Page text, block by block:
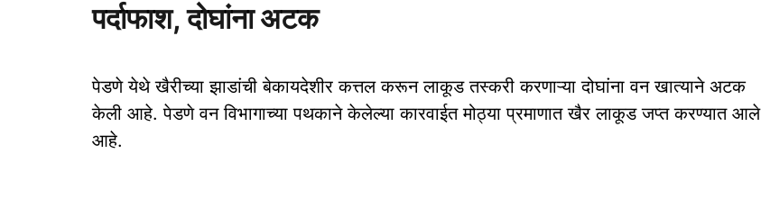
पर्दाफाश, दोघांना अटक
पेडणे येथे खैरीच्या झाडांची बेकायदेशीर कत्तल करून लाकूड तस्करी करणाऱ्या दोघांना वन खात्याने अटक
केली आहे. पेडणे वन विभागाच्या पथकाने केलेल्या कारवाईत मोठ्या प्रमाणात खैर लाकूड जप्त करण्यात आले
आहे.